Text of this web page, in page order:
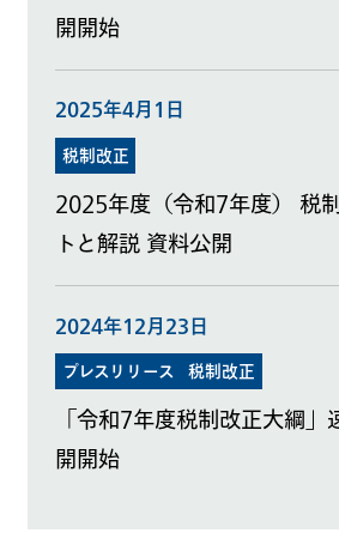
開開始
2025年4月1日
税制改正
2025年度（令和7年度） 税
トと解説 資料公開
2024年12月23日
プレスリリース 税制改正
「令和7年度税制改正大綱」
開開始